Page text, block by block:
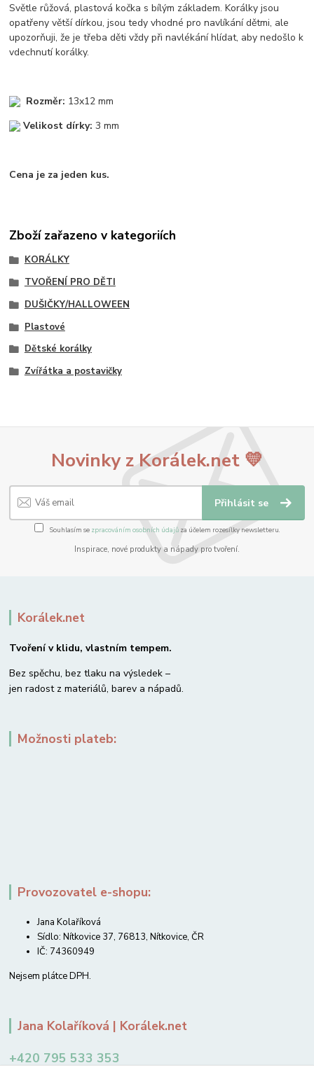
Světle růžová, plastová kočka s bílým základem. Korálky jsou
opatřeny větší dírkou, jsou tedy vhodné pro navlíkání dětmi, ale
upozorňuji, že je třeba děti vždy při navlékání hlídat, aby nedošlo k
vdechnutí korálky.
Rozměr: 13x12 mm
Velikost dírky: 3 mm
Cena je za jeden kus.
Zboží zařazeno v kategoriích
KORÁLKY
TVOŘENÍ PRO DĚTI
DUŠIČKY/HALLOWEEN
Plastové
Dětské korálky
Zvířátka a postavičky
Novinky z Korálek.net 💛
Přihlásit se
Souhlasím se zpracováním osobních údajůza účelem rozesílky newsletteru.
Inspirace, nové produkty a nápady pro tvoření.
Korálek.net
Tvoření v klidu, vlastním tempem.
Bez spěchu, bez tlaku na výsledek –
jen radost z materiálů, barev a nápadů.
Možnosti plateb:
Provozovatel e-shopu:
Jana Kolaříková
Sídlo: Nítkovice 37, 76813, Nítkovice, ČR
IČ: 74360949
Nejsem plátce DPH.
Jana Kolaříková | Korálek.net
+420 795 533 353